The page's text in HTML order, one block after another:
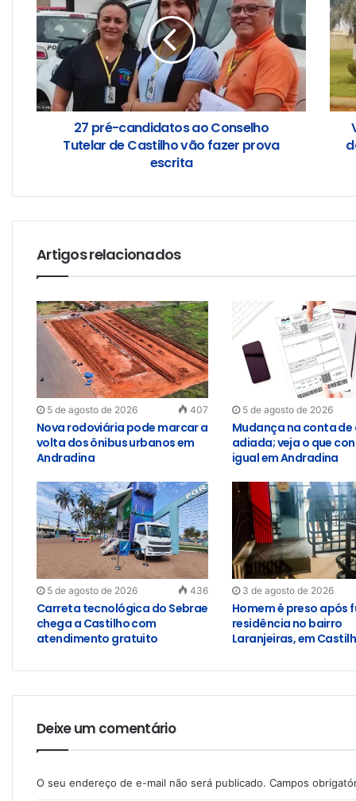
27 pré-candidatos ao Conselho
Tutelar de Castilho vão fazer prova
escrita
Artigos relacionados
5 de agosto de 2026 407
Nova rodoviária pode marcar a
volta dos ônibus urbanos em
Andradina
5 de agosto de 2026
Mudança na conta de
adiada; veja o que
igual em Andradina
5 de agosto de 2026 436
Carreta tecnológica do Sebrae
chega a Castilho com
atendimento gratuito
3 de agosto de 2026
Homem é preso após
residência no bairro
Laranjeiras, em
Deixe um comentário
O seu endereço de e-mail não será publicado. Campos